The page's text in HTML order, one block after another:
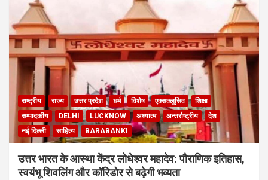
राष्ट्रीय राज्य उत्तर प्रदेश धर्म विशेष एक्सक्लूसिव
शिक्षा
सम्पादकीय
DELHI LUCKNOW अध्यात्म अन्तर्राष्ट्रीय
देश
नई दिल्ली
साहित्य BARABANKI
उत्तर भारत के आस्था केंद्र लोधेश्वर महादेव: पौराणिक इतिहास,
स्वयंभू शिवलिंग और कॉरिडोर से बढ़ेगी भव्यता